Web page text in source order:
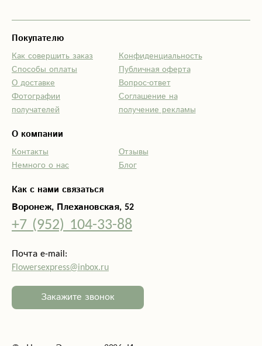
менеджером о
времени и месте
пришло без
проблем.
Как с нами связаться
Воронеж, Плехановская, 52
+7 (952) 104-33-88
Почта e-mail:
Flowersexpress@inbox.ru
Закажите звонок
Покупателю
Как совершить заказ
Способы оплаты
О доставке
Фотографии
получателей
Конфиденциальность
Публичная оферта
Вопрос-ответ
Соглашение на
получение рекламы
О компании
Контакты
Немного о нас
Отзывы
Блог